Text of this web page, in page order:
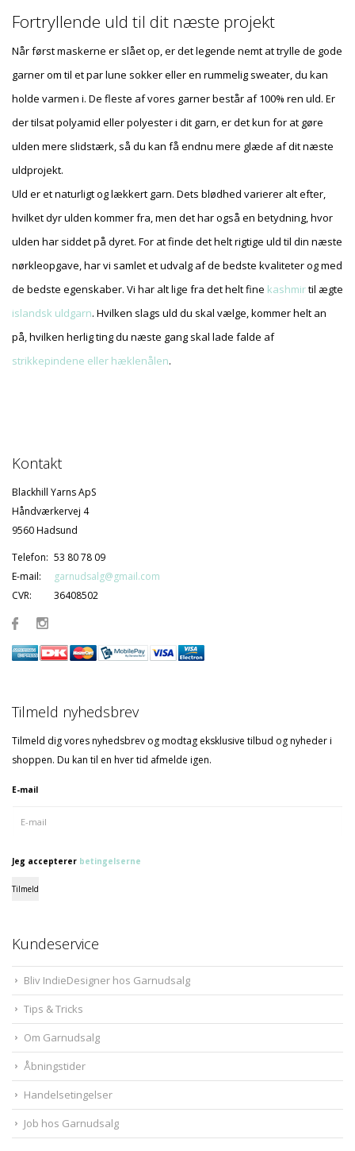
Fortryllende uld til dit næste projekt
Når først maskerne er slået op, er det legende nemt at trylle de gode
garner om til et par lune sokker eller en rummelig sweater, du kan
holde varmen i. De fleste af vores garner består af 100% ren uld. Er
der tilsat polyamid eller polyester i dit garn, er det kun for at gøre
ulden mere slidstærk, så du kan få endnu mere glæde af dit næste
uldprojekt.
Uld er et naturligt og lækkert garn. Dets blødhed varierer alt efter,
hvilket dyr ulden kommer fra, men det har også en betydning, hvor
ulden har siddet på dyret. For at finde det helt rigtige uld til din næste
nørkleopgave, har vi samlet et udvalg af de bedste kvaliteter og med
de bedste egenskaber. Vi har alt lige fra det helt fine kashmirtil ægte
islandsk uldgarn. Hvilken slags uld du skal vælge, kommer helt an
på, hvilken herlig ting du næste gang skal lade falde af
strikkepindene eller hæklenålen.
Kontakt
Blackhill Yarns ApS
Håndværkervej 4
9560 Hadsund
Telefon: 53 80 78 09
E-mail:
garnudsalg@gmail.com
CVR:
36408502
Tilmeld nyhedsbrev
Tilmeld dig vores nyhedsbrev og modtag eksklusive tilbud og nyheder i
shoppen. Du kan til en hver tid afmelde igen.
E-mail
Jeg accepterer betingelserne
Tilmeld
Kundeservice
Bliv IndieDesigner hos Garnudsalg
Tips & Tricks
Om Garnudsalg
Åbningstider
Handelsetingelser
Job hos Garnudsalg